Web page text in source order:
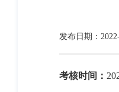
发布日期：
考核时间：